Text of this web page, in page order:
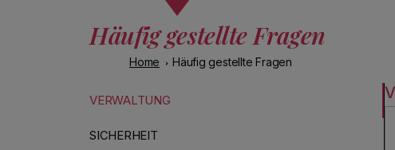
Häufig gestellte Fragen
Home Häufig gestellte Fragen
VERWALTUNG
SICHERHEIT